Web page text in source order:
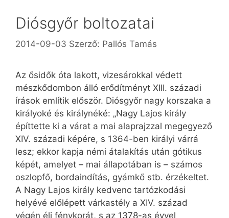
Diósgyőr boltozatai
2014-09-03 Szerző: Pallós Tamás
Az ősidők óta lakott, vizesárokkal védett
mészkődombon álló erődítményt XIII. századi
írások említik először. Diósgyőr nagy korszaka a
királyoké és királynéké: „Nagy Lajos király
építtette ki a várat a mai alaprajzzal megegyező
XIV. századi képére, s 1364-ben királyi várrá
lesz; ekkor kapja némi átalakítás után gótikus
képét, amelyet – mai állapotában is – számos
oszlopfő, bordaindítás, gyámkő stb. érzékeltet.
A Nagy Lajos király kedvenc tartózkodási
helyévé előlépett várkastély a XIV. század
végén éli fénykorát, s az 1378-as évvel